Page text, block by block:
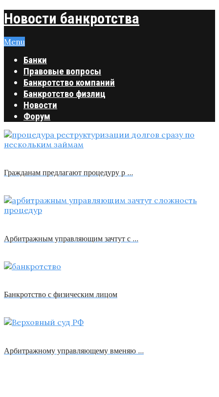
Новости банкротства
Menu
Банки
Правовые вопросы
Банкротство компаний
Банкротство физлиц
Новости
Форум
Гражданам предлагают процедуру р …
Арбитражным управляющим зачтут с …
Банкротство с физическим лицом
Арбитражному управляющему вменяю …